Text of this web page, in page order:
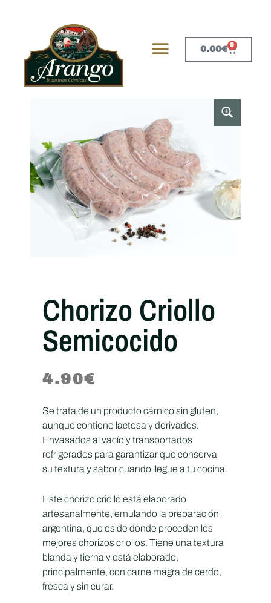
0.00€ 0
Chorizo Criollo
Semicocido
4.90€
Se trata de un producto cárnico sin gluten,
aunque contiene lactosa y derivados.
Envasados al vacío y transportados
refrigerados para garantizar que conserva
su textura y sabor cuando llegue a tu cocina.
Este chorizo criollo está elaborado
artesanalmente, emulando la preparación
argentina, que es de donde proceden los
mejores chorizos criollos. Tiene una textura
blanda y tierna y está elaborado,
principalmente, con carne magra de cerdo,
fresca y sin curar.